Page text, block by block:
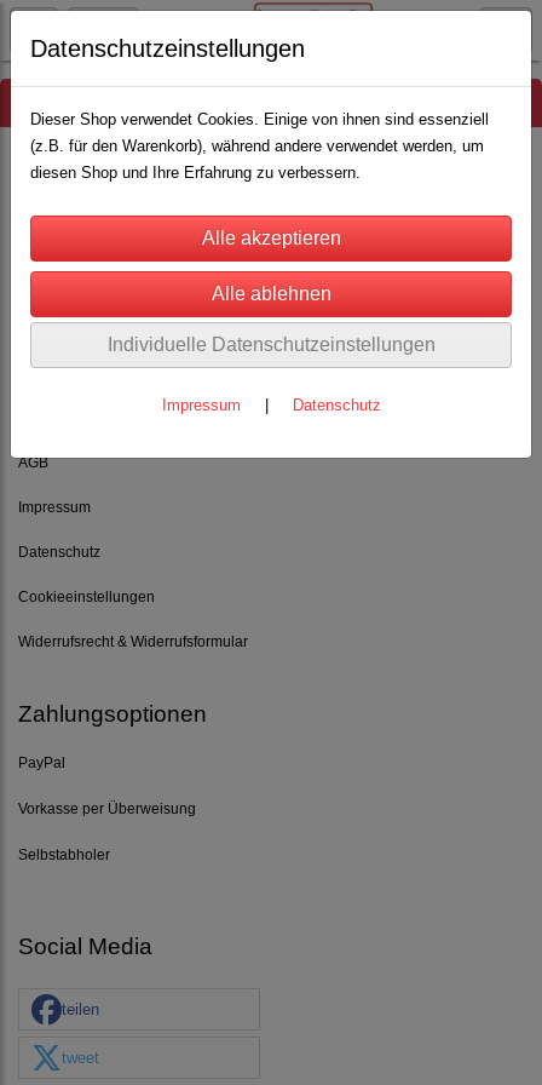
AGB
Impressum
Datenschutz
Cookieeinstellungen
Widerrufsrecht & Widerrufsformular
Zahlungsoptionen
PayPal
Vorkasse per Überweisung
Selbstabholer
Social Media
teilen
tweet
Datenschutzeinstellungen
Dieser Shop verwendet Cookies. Einige von ihnen sind essenziell
(z.B. für den Warenkorb), während andere verwendet werden, um
diesen Shop und Ihre Erfahrung zu verbessern.
Individuelle Datenschutzeinstellungen
Impressum Datenschutz